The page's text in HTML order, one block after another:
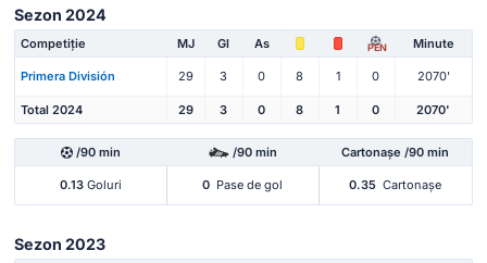
Sezon 2024
Competiție MJ Gl As PEN Minute
Primera División 29 3 0 8 1 0 2070'
Total 2024 29 3 0 8 1 0 2070'
/90 min /90 min Cartonașe /90 min
0.13Goluri 0 Pase de gol 0.35 Cartonașe
Sezon 2023